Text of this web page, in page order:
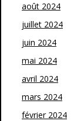
août 2024
juillet 2024
juin 2024
mai 2024
avril 2024
mars 2024
février 2024